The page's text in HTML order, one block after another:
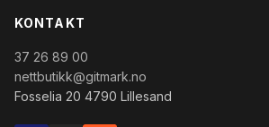
KONTAKT
37 26 89 00
nettbutikk@gitmark.no
Fosselia 20 4790 Lillesand